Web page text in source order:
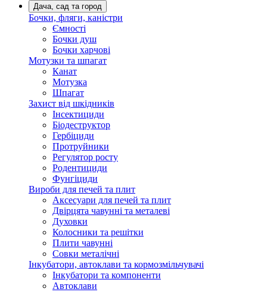
Дача, сад та город
Бочки, фляги, каністри
Ємності
Бочки душ
Бочки харчові
Мотузки та шпагат
Канат
Мотузка
Шпагат
Захист від шкідників
Інсектициди
Біодеструктор
Гербіциди
Протруйники
Регулятор росту
Родентициди
Фунгіциди
Вироби для печей та плит
Аксесуари для печей та плит
Двірцята чавунні та металеві
Духовки
Колосники та решітки
Плити чавунні
Совки металічні
Інкубатори, автоклави та кормозмільчувачі
Інкубатори та компоненти
Автоклави